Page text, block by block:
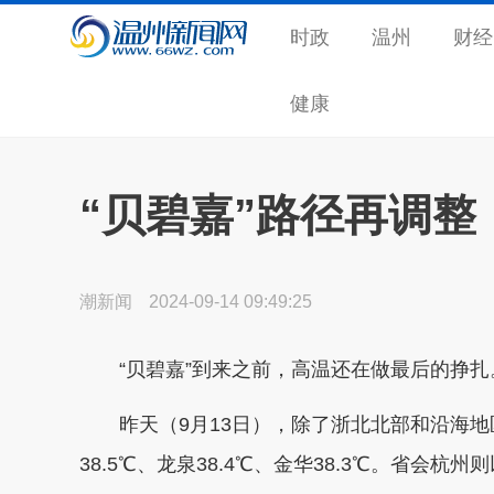
时政 温州 财经
健康
“贝碧嘉”路径再调
潮新闻 2024-09-14 09:49:25
“贝碧嘉”到来之前，高温还在做最后的挣扎
昨天（9月13日），除了浙北北部和沿海地
38.5℃、龙泉38.4℃、金华38.3℃。省会杭州